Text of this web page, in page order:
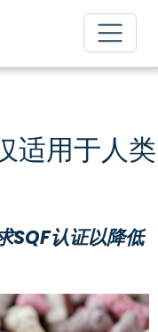
适用于人类
SQF认证以降低